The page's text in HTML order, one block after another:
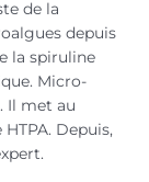
de la
depuis
la spiruline
Micro-
Il met au
Depuis,